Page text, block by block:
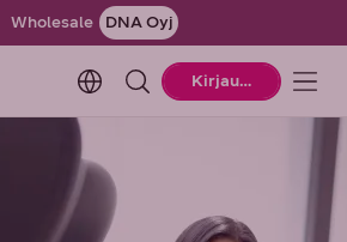
Wholesale DNA Oyj
Change language. Current
Kirjaudu